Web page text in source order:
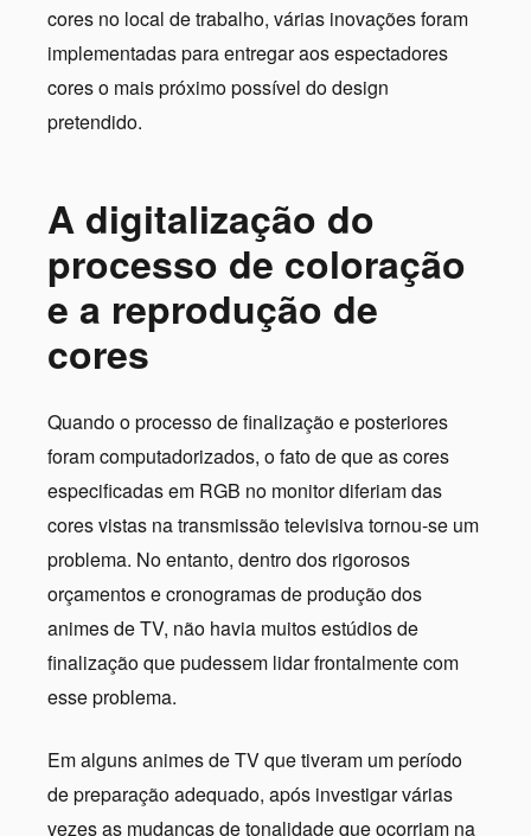
cores no local de trabalho, várias inovações foram
implementadas para entregar aos espectadores
cores o mais próximo possível do design
pretendido.
A digitalização do
processo de coloração
e a reprodução de
cores
Quando o processo de finalização e posteriores
foram computadorizados, o fato de que as cores
especificadas em RGB no monitor diferiam das
cores vistas na transmissão televisiva tornou-se um
problema. No entanto, dentro dos rigorosos
orçamentos e cronogramas de produção dos
animes de TV, não havia muitos estúdios de
finalização que pudessem lidar frontalmente com
esse problema.
Em alguns animes de TV que tiveram um período
de preparação adequado, após investigar várias
vezes as mudanças de tonalidade que ocorriam na